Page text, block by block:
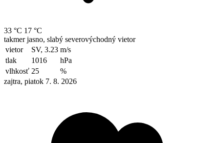
33 °C 17 °C
takmer jasno, slabý severovýchodný vietor
vietor
SV, 3.23 m/s
tlak
1016
hPa
vlhkosť 25
%
zajtra, piatok 7. 8. 2026